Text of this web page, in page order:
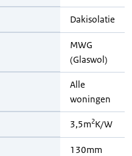
Dakisolatie
MWG
(Glaswol)
Alle
woningen
3,5m2K/W
130mm